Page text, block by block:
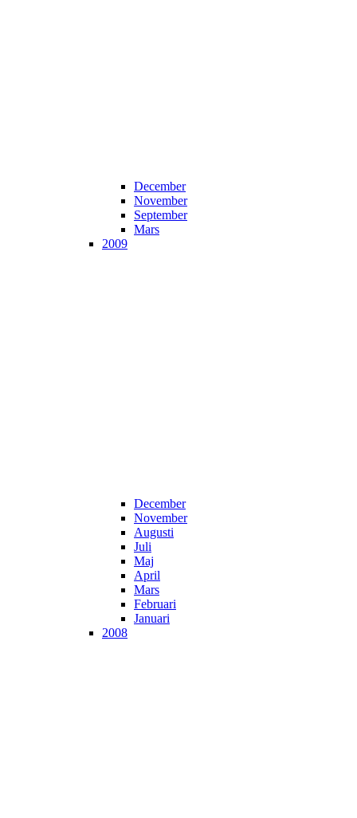
December
November
September
Mars
2009
December
November
Augusti
Juli
Maj
April
Mars
Februari
Januari
2008